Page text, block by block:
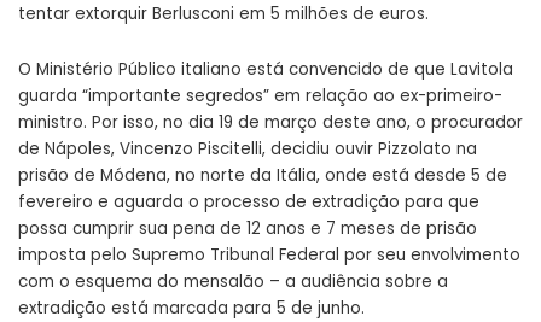
tentar extorquir Berlusconi em 5 milhões de euros.
O Ministério Público italiano está convencido de que Lavitola
guarda “importante segredos” em relação ao ex-primeiro-
ministro. Por isso, no dia 19 de março deste ano, o procurador
de Nápoles, Vincenzo Piscitelli, decidiu ouvir Pizzolato na
prisão de Módena, no norte da Itália, onde está desde 5 de
fevereiro e aguarda o processo de extradição para que
possa cumprir sua pena de 12 anos e 7 meses de prisão
imposta pelo Supremo Tribunal Federal por seu envolvimento
com o esquema do mensalão – a audiência sobre a
extradição está marcada para 5 de junho.